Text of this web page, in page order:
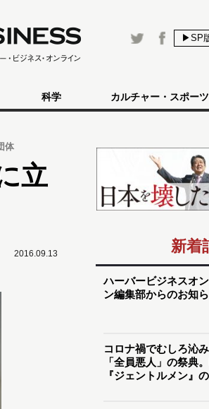
▶SP
科学 カルチャー・スポーツ
体
立
2016.09.13 新着
ハーバービジネスオ
ン編集部からのお知
コロナ禍でむしろ沁
「全員悪人」の祭典
『ジェントルメン』